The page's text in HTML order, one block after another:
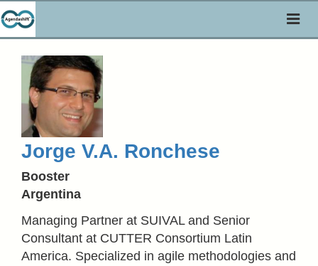
Jorge V.A. Ronchese
Booster
Argentina
Managing Partner at SUIVAL and Senior
Consultant at CUTTER Consortium Latin
America. Specialized in agile methodologies and